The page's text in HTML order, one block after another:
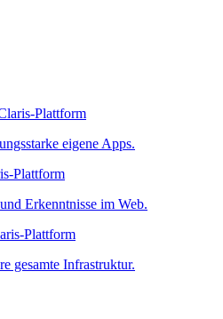
Plattform
eigene Apps.
Plattform
Erkenntnisse im Web.
Plattform
gesamte Infrastruktur.